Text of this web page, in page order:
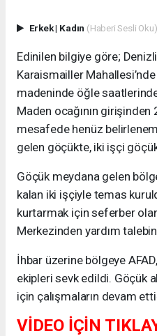
Erkek| Kadın (Haberi Sesli Oku)
Edinilen bilgiye göre;
Karaismailler
madeninde öğle
Maden ocağının
mesafede henüz
gelen göçükte, iki işçi göçük
Göçük meydana gelen
kalan iki işçiyle temas
kurtarmak için seferber
Merkezinden yardım
İhbar üzerine bölgeye
ekipleri sevk edildi. Göçük
için çalışmaların devam
VİDEO İÇİN